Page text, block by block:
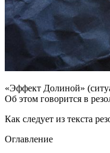
«Эффект Долиной»
Об этом говорится в
Как следует из текста
Оглавление